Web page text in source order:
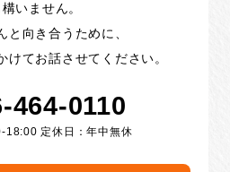
いません。
と向き合うために、
けてお話させてください。
464-0110
18:00 定休日：年中無休